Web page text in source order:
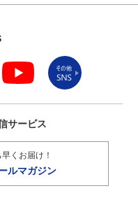
サービス
くお届け！
ルマガジン